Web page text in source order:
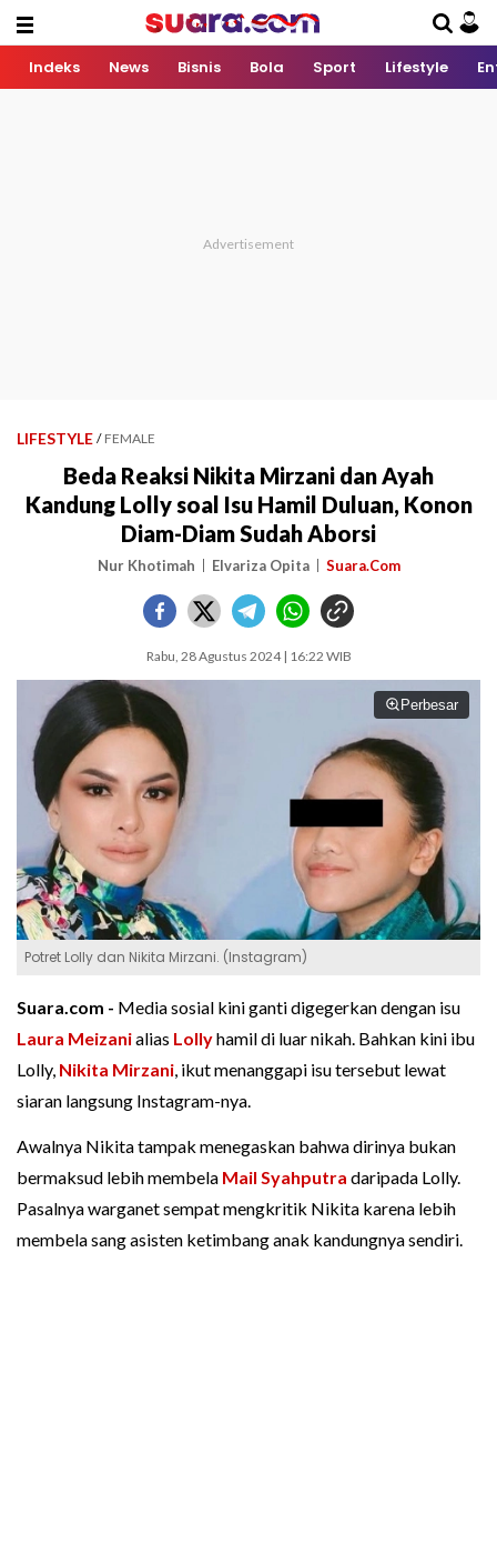
Indeks News Bisnis Bola Sport Lifestyle
LIFESTYLE / FEMALE
Beda Reaksi Nikita Mirzani dan Ayah
Kandung Lolly soal Isu Hamil Duluan, Konon
Diam-Diam Sudah Aborsi
Nur Khotimah Elvariza Opita Suara.Com
Rabu, 28 Agustus 2024 | 16:22 WIB
Perbesar
Potret Lolly dan Nikita Mirzani. (Instagram)
Suara.com - Media sosial kini ganti digegerkan dengan isu
Laura Meizanialias Lollyhamil di luar nikah. Bahkan kini ibu
Lolly, Nikita Mirzani, ikut menanggapi isu tersebut lewat
siaran langsung Instagram-nya.
Awalnya Nikita tampak menegaskan bahwa dirinya bukan
bermaksud lebih membela Mail Syahputra daripada Lolly.
Pasalnya warganet sempat mengkritik Nikita karena lebih
membela sang asisten ketimbang anak kandungnya sendiri.